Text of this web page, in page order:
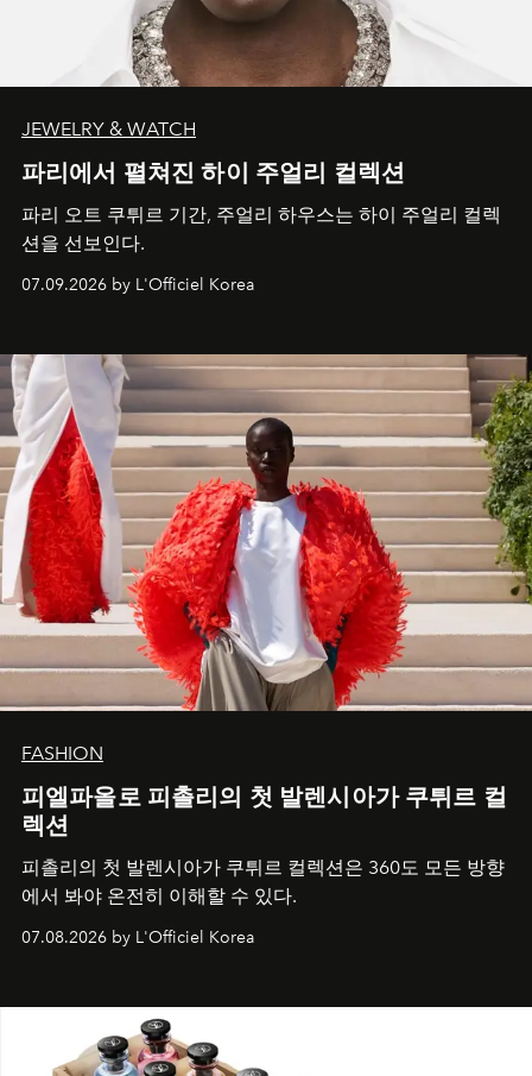
JEWELRY & WATCH
파리에서 펼쳐진 하이 주얼리 컬렉션
파리 오트 쿠튀르 기간, 주얼리 하우스는 하이 주얼리 컬렉
션을 선보인다.
07.09.2026 by L'Officiel Korea
FASHION
피엘파올로 피촐리의 첫 발렌시아가 쿠튀르 컬
렉션
피촐리의 첫 발렌시아가 쿠튀르 컬렉션은 360도 모든 방향
에서 봐야 온전히 이해할 수 있다.
07.08.2026 by L'Officiel Korea